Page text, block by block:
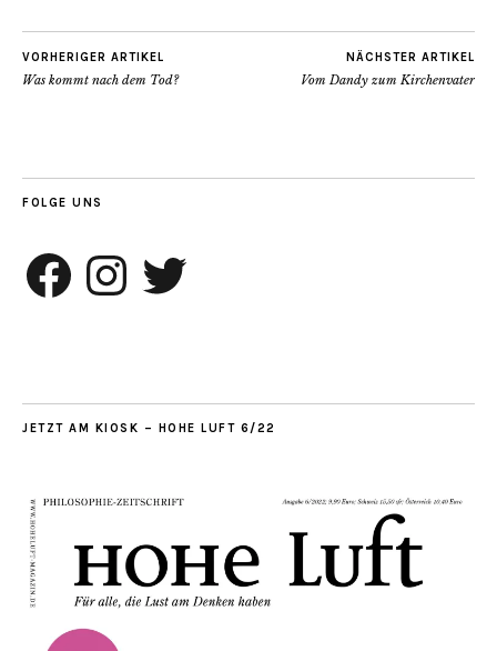
VORHERIGER ARTIKEL
Was kommt nach dem Tod?
NÄCHSTER ARTIKEL
Vom Dandy zum Kirchenvater
FOLGE UNS
Facebook InstagramTwitter
JETZT AM KIOSK – HOHE LUFT 6/22